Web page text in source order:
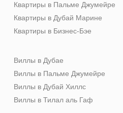
Квартиры в Пальме Джумейре
Квартиры в Дубай Марине
Квартиры в Бизнес-Бэе
Виллы в Дубае
Виллы в Пальме Джумейре
Виллы в Дубай Хиллс
Виллы в Тилал аль Гаф